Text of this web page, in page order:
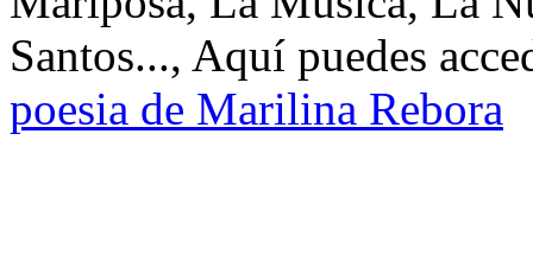
Santos..., Aquí puedes
poesia de Marilina Rebora